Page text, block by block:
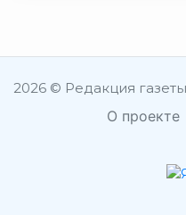
2026 © Редакция
О проекте